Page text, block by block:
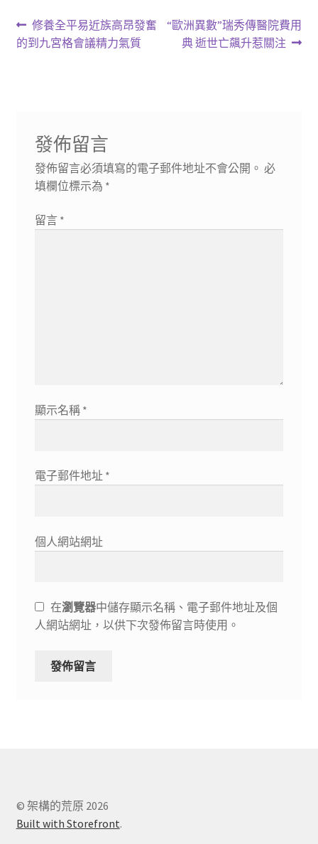
文
章
上
一
修養全平易近族高昂發奮
的到九宮格會議精力氣質
下
“歐洲異數”瑞秀傳醫院費用
典 逝世亡飆升惹關注
發佈留言
發佈留言必須填寫的電子郵件地址不會公開。 必
填欄位標示為 *
留言 *
顯示名稱 *
電子郵件地址 *
個人網站網址
在瀏覽器中儲存顯示名稱、電子郵件地址及個
人網站網址，以供下次發佈留言時使用。
© 架構的荒原 2026
Built with Storefront.